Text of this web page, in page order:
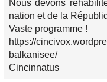
Nous devons
nation et de la
Vaste programme !
https://
balkanisee/
Cincinnatus